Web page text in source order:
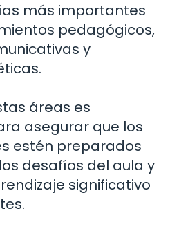
más importantes
pedagógicos,
y
áreas es
asegurar que los
estén preparados
desafíos del aula y
significativo